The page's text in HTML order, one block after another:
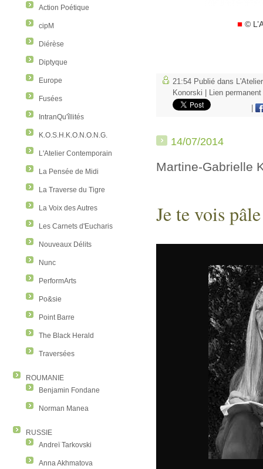
Action Poétique
cipM
Diérèse
Diptyque
Europe
Fusées
IntranQu'îllités
K.O.S.H.K.O.N.O.N.G.
L'Atelier Contemporain
La Pensée de Midi
La Traverse du Tigre
La Voix des Autres
Les Carnets d'Eucharis
Nouveaux Délits
Nunc
PerformArts
Po&sie
Point Barre
The Black Herald
Traversées
ROUMANIE
Benjamin Fondane
Norman Manea
RUSSIE
Andreï Tarkovski
Anna Akhmatova
■ ©
21:54 Publié dans
Konorski
Lien permanent
14/07/2014
Martine-Gabrielle
Je te vois